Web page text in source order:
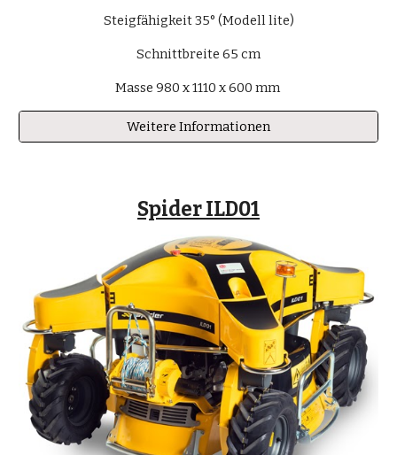
Steigfähigkeit 35° (Modell lite)
Schnittbreite 65 cm
Masse 980 x 1110 x 600 mm
Weitere Informationen
Spider ILD01